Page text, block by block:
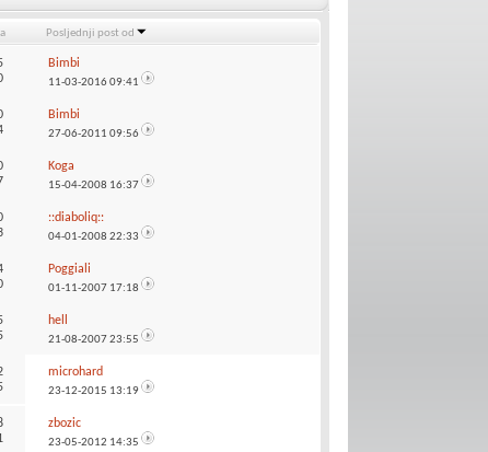
Posljednji post od
Bimbi
11-03-201609:41
Bimbi
27-06-2011 09:56
Koga
15-04-2008 16:37
::diaboliq::
04-01-2008 22:33
Poggiali
01-11-2007 17:18
hell
21-08-200723:55
microhard
23-12-2015 13:19
zbozic
23-05-2012 14:35